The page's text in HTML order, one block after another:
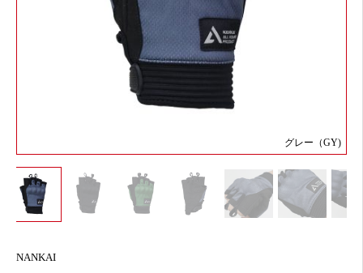
グレー（GY)
NANKAI